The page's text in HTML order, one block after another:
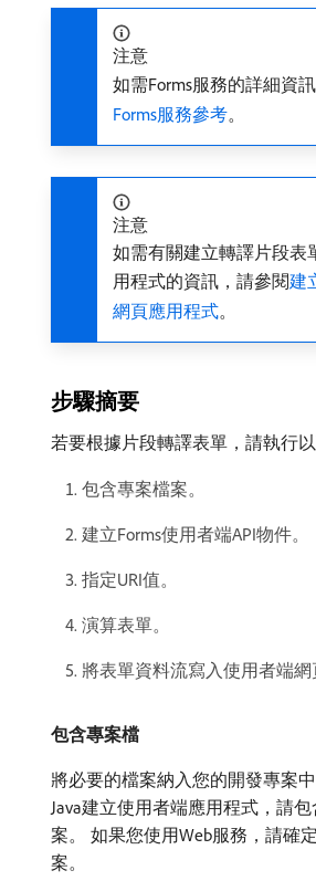
注意
如需Forms服務的詳細資
Forms服務參考。
注意
如需有關建立轉譯片段表
用程式的資訊，請參閱建
網頁應用程式。
步驟摘要
若要根據片段轉譯表單，請執行以
包含專案檔案。
建立Forms使用者端API物件。
指定URI值。
演算表單。
將表單資料流寫入使用者端網
包含專案檔
將必要的檔案納入您的開發專案
Java建立使用者端應用程式，請包
案。 如果您使用Web服務，請確
案。